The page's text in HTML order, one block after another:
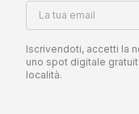
La tua email
Iscrivendoti, accetti la
uno spot digitale
località.